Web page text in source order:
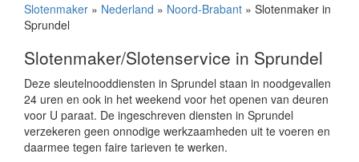
Slotenmaker » Nederland » Noord-Brabant » Slotenmaker in
Sprundel
Slotenmaker/Slotenservice in Sprundel
Deze sleutelnooddiensten in Sprundel staan in noodgevallen
24 uren en ook in het weekend voor het openen van deuren
voor U paraat. De ingeschreven diensten in Sprundel
verzekeren geen onnodige werkzaamheden uit te voeren en
daarmee tegen faire tarieven te werken.